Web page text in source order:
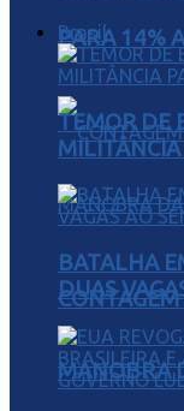
PARA 14%
CONTAGEM
MANOBRA
Brasil
TEMOR DE
BATALHA
DUAS